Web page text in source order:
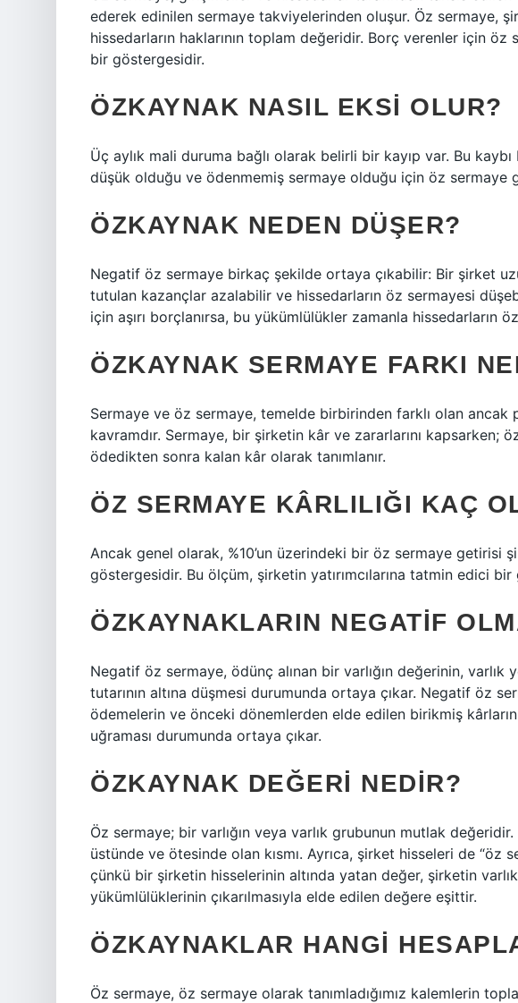
ederek edinilen sermaye takviyelerinden oluşur. Öz sermaye,
hissedarların haklarının toplam değeridir. Borç verenler için
bir göstergesidir.
ÖZKAYNAK NASIL EKSI OLUR?
Üç aylık mali duruma bağlı olarak belirli bir kayıp var. Bu
düşük olduğu ve ödenmemiş sermaye olduğu için öz sermaye
ÖZKAYNAK NEDEN DÜŞER?
Negatif öz sermaye birkaç şekilde ortaya çıkabilir: Bir şirket
tutulan kazançlar azalabilir ve hissedarların öz sermayesi
için aşırı borçlanırsa, bu yükümlülükler zamanla hissedarların
ÖZKAYNAK SERMAYE FARKI
Sermaye ve öz sermaye, temelde birbirinden farklı olan ancak
kavramdır. Sermaye, bir şirketin kâr ve zararlarını kapsarken;
ödedikten sonra kalan kâr olarak tanımlanır.
ÖZ SERMAYE KÂRLILIĞI KAÇ
Ancak genel olarak, %10’un üzerindeki bir öz sermaye getirisi
göstergesidir. Bu ölçüm, şirketin yatırımcılarına tatmin edici bir
ÖZKAYNAKLARIN NEGATIF
Negatif öz sermaye, ödünç alınan bir varlığın değerinin, varlık
tutarının altına düşmesi durumunda ortaya çıkar. Negatif öz
ödemelerin ve önceki dönemlerden elde edilen birikmiş
uğraması durumunda ortaya çıkar.
ÖZKAYNAK DEĞERI NEDIR?
Öz sermaye; bir varlığın veya varlık grubunun mutlak
üstünde ve ötesinde olan kısmı. Ayrıca, şirket hisseleri de “öz
çünkü bir şirketin hisselerinin altında yatan değer, şirketin
yükümlülüklerinin çıkarılmasıyla elde edilen değere eşittir.
ÖZKAYNAKLAR HANGI
Öz sermaye, öz sermaye olarak tanımladığımız kalemlerin